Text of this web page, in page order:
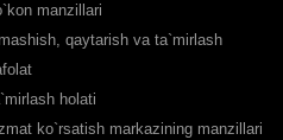
manzillari
qaytarish va ta`mirlash
holati
ko`rsatish markazining manzillari